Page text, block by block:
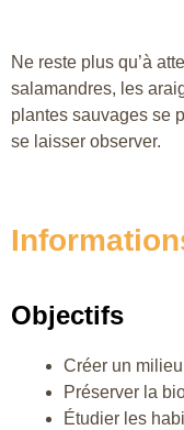
Ne reste plus qu’à
salamandres, les
plantes sauvages se
se laisser observer.
Objectifs
Créer un milieu
Préserver la
Étudier les